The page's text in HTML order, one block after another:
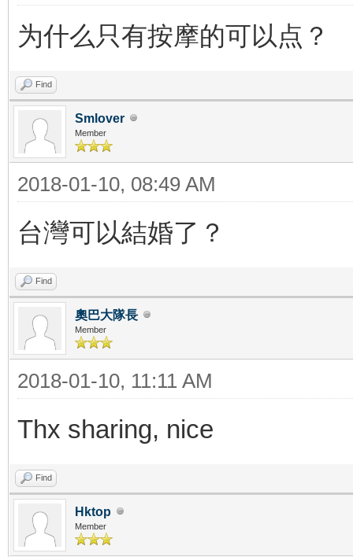
为什么只有按摩的可以点？
Find
Smlover
Member
2018-01-10, 08:49 AM
台灣可以結婚了？
Find
奧巴大隊長
Member
2018-01-10, 11:11 AM
Thx sharing, nice
Find
Hktop
Member